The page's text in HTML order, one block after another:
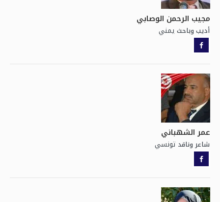
مجيب الرحمن الوصابي
أديب وباحث يمني
عمر الشهباني
شاعر وناقد تونسي